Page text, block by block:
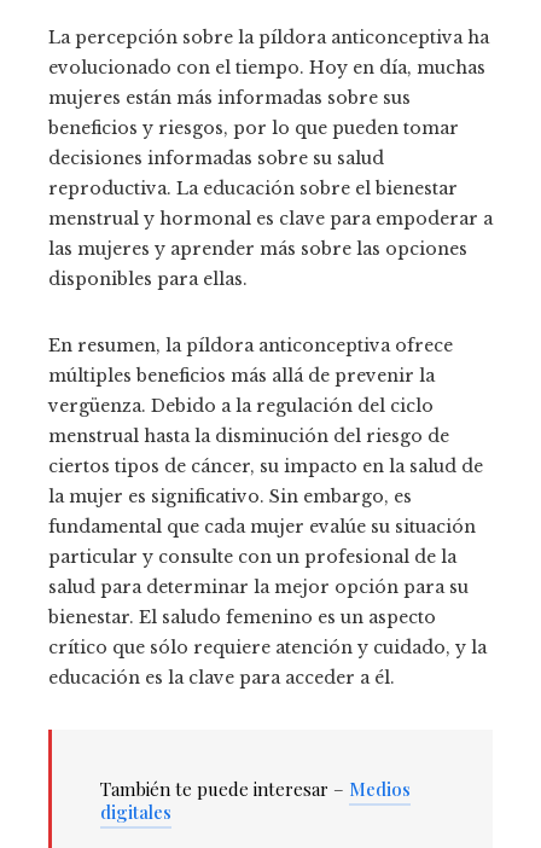
La percepción sobre la píldora anticonceptiva ha
evolucionado con el tiempo. Hoy en día, muchas
mujeres están más informadas sobre sus
beneficios y riesgos, por lo que pueden tomar
decisiones informadas sobre su salud
reproductiva. La educación sobre el bienestar
menstrual y hormonal es clave para empoderar a
las mujeres y aprender más sobre las opciones
disponibles para ellas.
En resumen, la píldora anticonceptiva ofrece
múltiples beneficios más allá de prevenir la
vergüenza. Debido a la regulación del ciclo
menstrual hasta la disminución del riesgo de
ciertos tipos de cáncer, su impacto en la salud de
la mujer es significativo. Sin embargo, es
fundamental que cada mujer evalúe su situación
particular y consulte con un profesional de la
salud para determinar la mejor opción para su
bienestar. El saludo femenino es un aspecto
crítico que sólo requiere atención y cuidado, y la
educación es la clave para acceder a él.
También te puede interesar – Medios
digitales